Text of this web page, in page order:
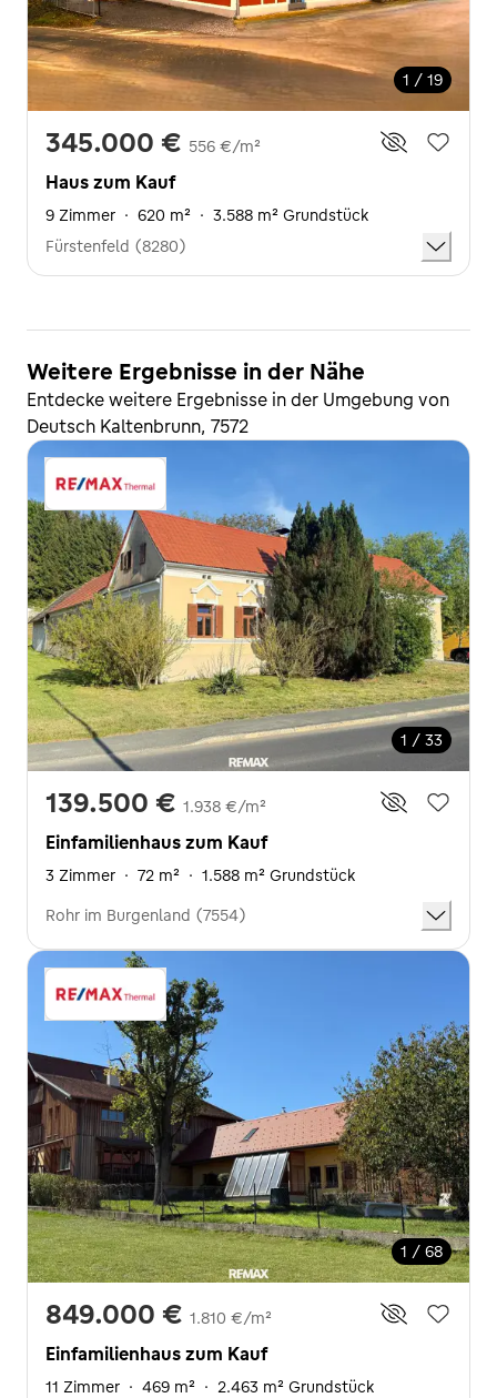
1 / 19
345.000 € 556 €/m²
Haus zum Kauf
9 Zimmer · 620 m² · 3.588 m² Grundstück
Fürstenfeld (8280)
Weitere Ergebnisse in der Nähe
Entdecke weitere Ergebnisse in der Umgebung von
Deutsch Kaltenbrunn, 7572
1 / 33
139.500 € 1.938 €/m²
Einfamilienhaus zum Kauf
3 Zimmer · 72 m² · 1.588 m² Grundstück
Rohr im Burgenland (7554)
1 / 68
849.000 € 1.810 €/m²
Einfamilienhaus zum Kauf
11 Zimmer · 469 m² · 2.463 m² Grundstück